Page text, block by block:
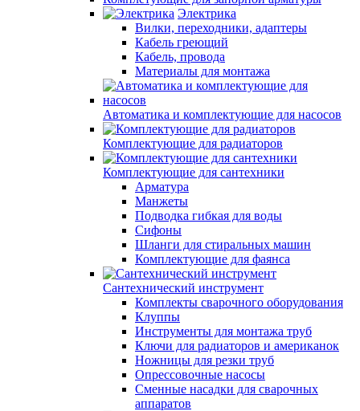
Электрика
Вилки, переходники, адаптеры
Кабель греющий
Кабель, провода
Материалы для монтажа
Автоматика и комплектующие для насосов
Комплектующие для радиаторов
Комплектующие для сантехники
Арматура
Манжеты
Подводка гибкая для воды
Сифоны
Шланги для стиральных машин
Комплектующие для фаянса
Сантехнический инструмент
Комплекты сварочного оборудования
Клуппы
Инструменты для монтажа труб
Ключи для радиаторов и американок
Ножницы для резки труб
Опрессовочные насосы
Сменные насадки для сварочных
аппаратов